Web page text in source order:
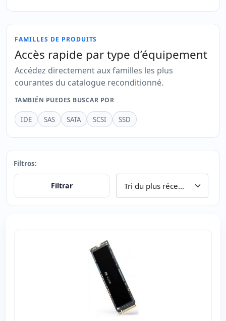
FAMILLES DE PRODUITS
Accès rapide par type d’équipement
Accédez directement aux familles les plus
courantes du catalogue reconditionné.
TAMBIÉN PUEDES BUSCAR POR
IDE SAS SATA SCSI SSD
Filtros:
Filtrar